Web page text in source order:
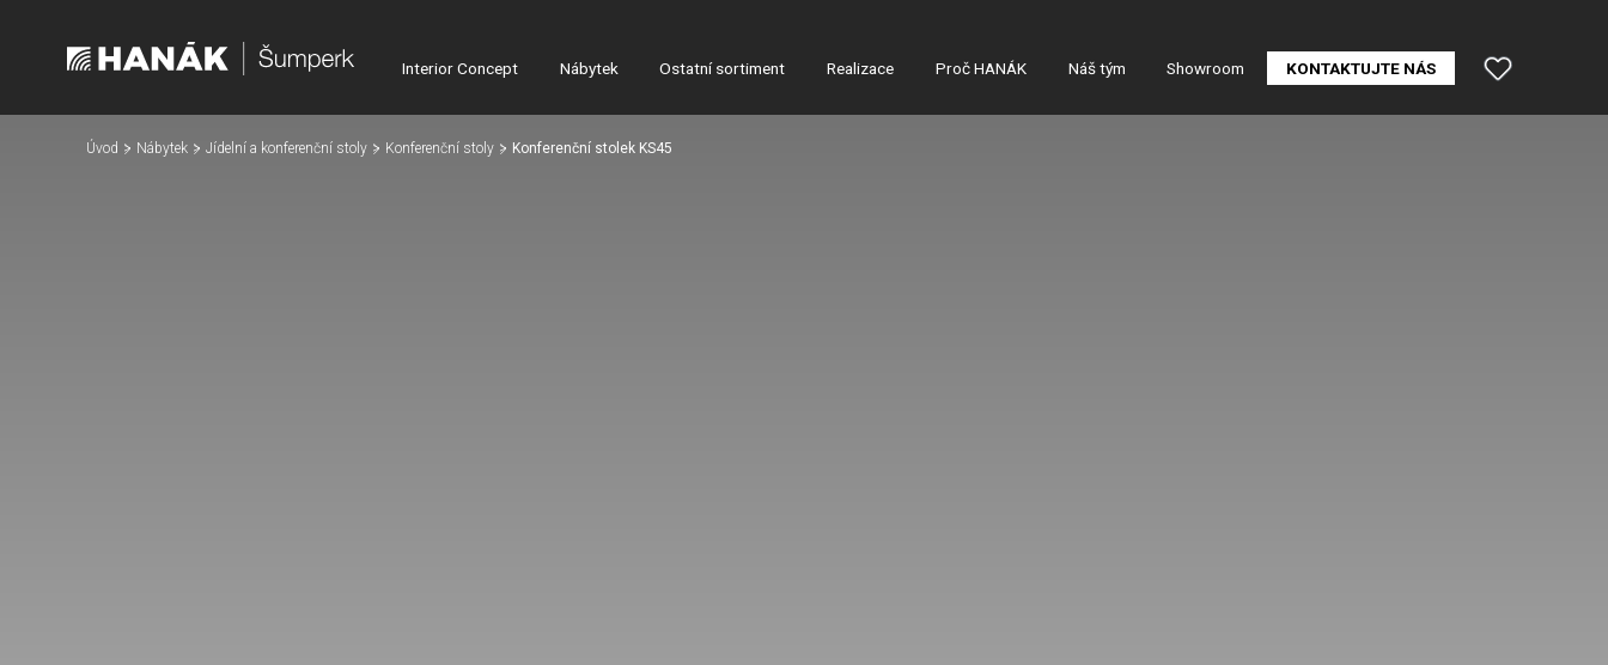
Interior Concept Nábytek Ostatní sortiment Realizace Proč HANÁK Náš tým Showroom KONTAKTUJTE NÁS
Úvod Nábytek Jídelní a konferenční stoly Konferenční stoly Konferenční stolek KS45